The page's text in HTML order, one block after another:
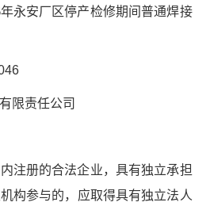
永安厂区停产检修期间普通焊接
限责任公司
注册的合法企业，具有独立承担
构参与的，应取得具有独立法人